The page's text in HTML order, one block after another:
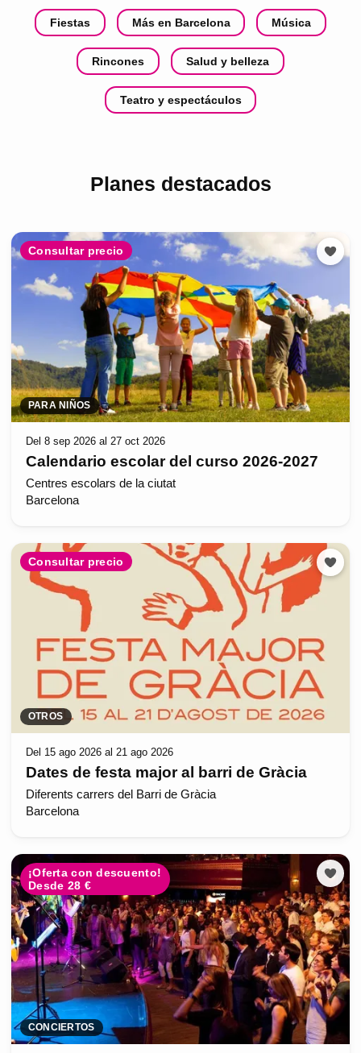
Fiestas Más en Barcelona Música
Rincones Salud y belleza
Teatro y espectáculos
Planes destacados
Consultar precio
PARA NIÑOS
Del 8 sep 2026 al 27 oct 2026
Calendario escolar del curso 2026-2027
Centres escolars de la ciutat
Barcelona
Consultar precio
OTROS
Del 15 ago 2026 al 21 ago 2026
Dates de festa major al barri de Gràcia
Diferents carrers del Barri de Gràcia
Barcelona
¡Oferta con descuento!
Desde 28 €
CONCIERTOS